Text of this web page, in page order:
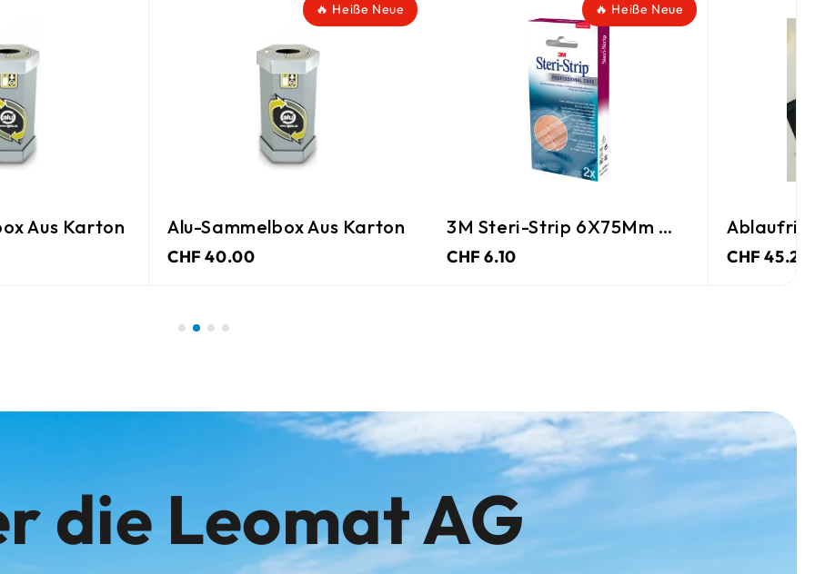
Aus Karton
🔥 Heiße Neue
3M Steri-Strip 6X75Mm Weiss
CHF 6.10
Ablaufrinne De Luxe
CHF 45.25
Alu-
CHF 40.00
die Leomat AG